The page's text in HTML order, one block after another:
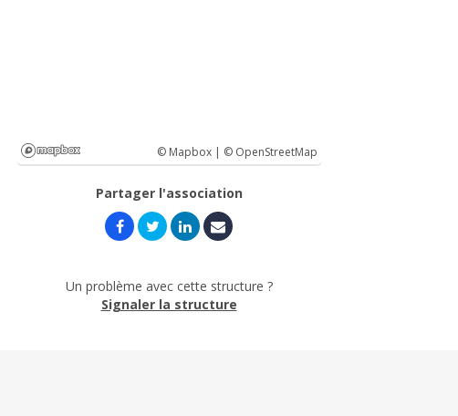
© Mapbox | © OpenStreetMap
Partager l'association
Un problème avec cette structure ?
Signaler la structure